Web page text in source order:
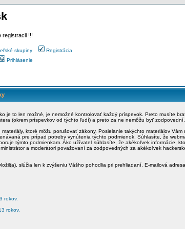
registracii !!!
skupiny
Registrácia
Prihlásenie
je to len možné, je nemožné kontrolovať každý príspevok. Preto musíte
(okrem príspevkov od týchto ľudí) a preto za ne nemôžu byť zodpovední.
ktoré môžu porušovať zákony. Posielanie takýchto materiálov Vám
pre prípad potreby vynútenia týchto podmienok. Súhlasíte, že
týmto podmienkam. Ako užívateľ súhlasíte, že akékoľvek informácie,
a moderátori považovaní za zodpovedných za akékoľvek
slúžia len k zvýšeniu Vášho pohodlia pri prehliadaní. E-mailová
rokov.
rokov.